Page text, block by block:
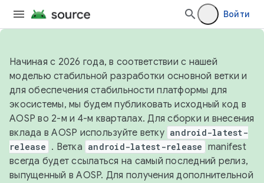
Войти
Начиная с 2026 года, в соответствии с нашей
моделью стабильной разработки основной ветки и
для обеспечения стабильности платформы для
экосистемы, мы будем публиковать исходный код в
AOSP во 2-м и 4-м кварталах. Для сборки и внесения
вклада в AOSP используйте ветку android-latest-
release . Ветка android-latest-release manifest
всегда будет ссылаться на самый последний релиз,
выпущенный в AOSP. Для получения дополнительной